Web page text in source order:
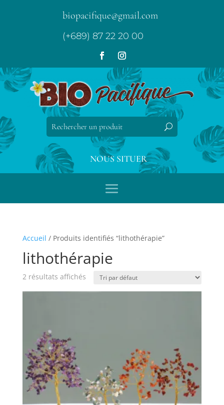
biopacifique@gmail.com
(+689) 87 22 20 00
NOUS SITUER
Accueil / Produits identifiés “lithothérapie”
lithothérapie
2 résultats affichés